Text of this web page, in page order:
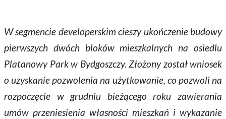
W segmencie developerskim cieszy ukończenie budowy
pierwszych dwóch bloków mieszkalnych na osiedlu
Platanowy Park w Bydgoszczy. Złożony został wniosek
o uzyskanie pozwolenia na użytkowanie, co pozwoli na
rozpoczęcie w grudniu bieżącego roku zawierania
umów przeniesienia własności mieszkań i wykazanie